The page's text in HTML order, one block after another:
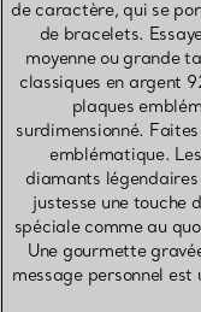
de caractère, qui se
de bracelets.
moyenne ou grande
classiques en argent
plaques
surdimensionné.
emblématique.
diamants
justesse une touche
spéciale comme au
Une gourmette
message personnel